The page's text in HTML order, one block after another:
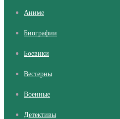
Аниме
Биографии
Боевики
Вестерны
Военные
Детективы